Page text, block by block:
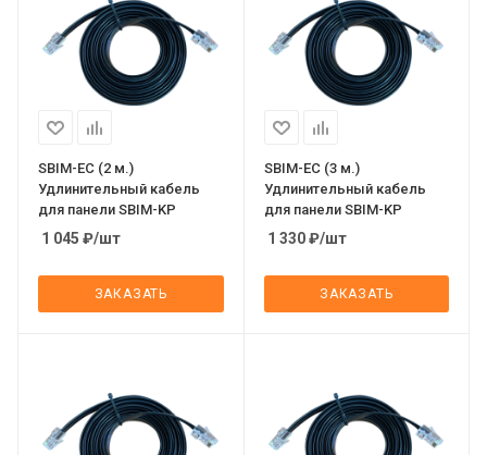
SBIM-EC (2 м.)
Удлинительный кабель
для панели SBIM-KP
1 045 ₽/шт
ЗАКАЗАТЬ
SBIM-EC (3 м.)
Удлинительный кабель
для панели SBIM-KP
1 330₽/шт
ЗАКАЗАТЬ